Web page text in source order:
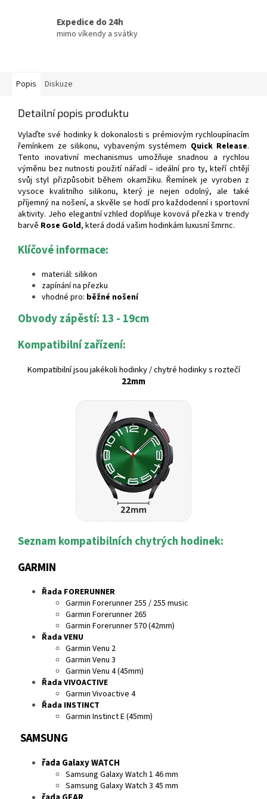
Expedice do 24h
mimo víkendy a svátky
Popis Diskuze
Detailní popis produktu
Vylaďte své hodinky k dokonalosti s prémiovým rychloupínacím
řemínkem ze silikonu, vybaveným systémem Quick Release.
Tento inovativní mechanismus umožňuje snadnou a rychlou
výměnu bez nutnosti použití nářadí – ideální pro ty, kteří chtějí
svůj styl přizpůsobit během okamžiku. Řemínek je vyroben z
vysoce kvalitního silikonu, který je nejen odolný, ale také
příjemný na nošení, a skvěle se hodí pro každodenní i sportovní
aktivity. Jeho elegantní vzhled doplňuje kovová přezka v trendy
barvě Rose Gold, která dodá vašim hodinkám luxusní šmrnc.
Klíčové informace:
materiál: silikon
zapínání na přezku
vhodné pro: běžné nošení
Obvody zápěstí: 13 - 19cm
Kompatibilní zařízení:
Kompatibilní jsou jakékoli hodinky / chytré hodinky s roztečí
22mm
Seznam kompatibilních chytrých hodinek:
GARMIN
Řada FORERUNNER
Garmin Forerunner 255 / 255 music
Garmin Forerunner 265
Garmin Forerunner 570 (42mm)
Řada VENU
Garmin Venu 2
Garmin Venu 3
Garmin Venu 4 (45mm)
Řada VIVOACTIVE
Garmin Vivoactive 4
Řada INSTINCT
Garmin Instinct E (45mm)
SAMSUNG
řada Galaxy WATCH
Samsung Galaxy Watch 1 46 mm
Samsung Galaxy Watch 3 45 mm